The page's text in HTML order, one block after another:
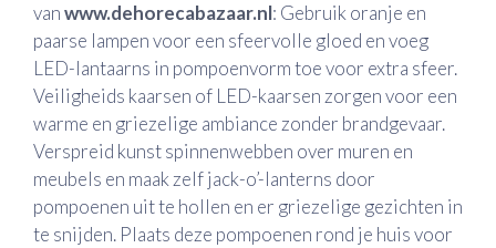
vanwww.dehorecabazaar.nl: Gebruik oranje en
paarse lampen voor een sfeervolle gloed en voeg
LED-lantaarns in pompoenvorm toe voor extra sfeer.
Veiligheids kaarsen of LED-kaarsen zorgen voor een
warme en griezelige ambiance zonder brandgevaar.
Verspreid kunst spinnenwebben over muren en
meubels en maak zelf jack-o’-lanterns door
pompoenen uit te hollen en er griezelige gezichten in
te snijden. Plaats deze pompoenen rond je huis voor